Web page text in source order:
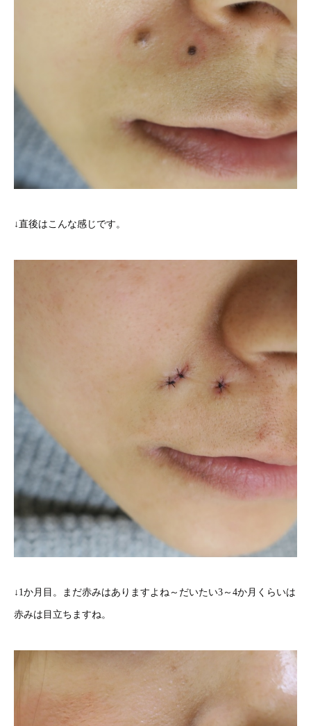
↓直後はこんな感じです。
↓1か月目。まだ赤みはありますよね～だいたい3～4か月くらいは
赤みは目立ちますね。